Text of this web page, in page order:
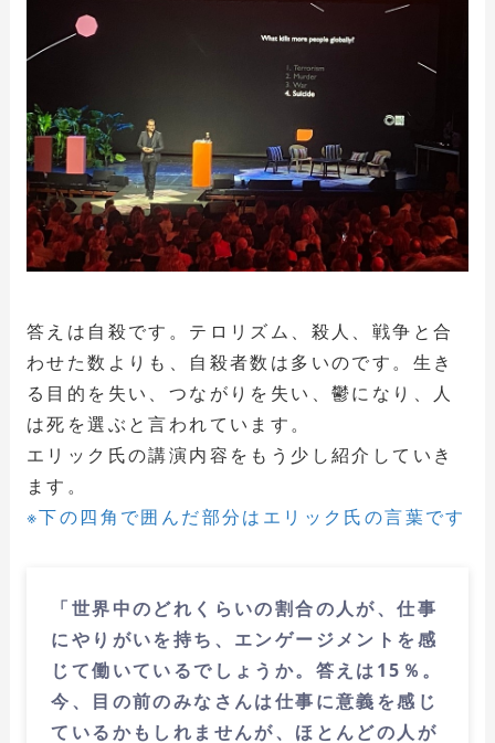
答えは自殺です。テロリズム、殺人、戦争と合
わせた数よりも、自殺者数は多いのです。生き
る目的を失い、つながりを失い、鬱になり、人
は死を選ぶと言われています。
エリック氏の講演内容をもう少し紹介していき
ます。
※下の四角で囲んだ部分はエリック氏の言葉です
「世界中のどれくらいの割合の人が、仕事
にやりがいを持ち、エンゲージメントを感
じて働いているでしょうか。答えは15％。
今、目の前のみなさんは仕事に意義を感じ
ているかもしれませんが、ほとんどの人が